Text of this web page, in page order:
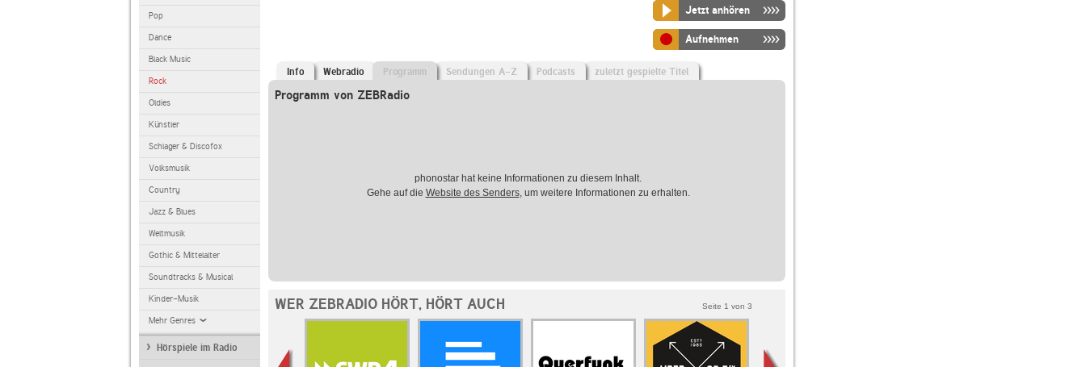
Pop
Dance
Black Music
Rock
Oldies
Künstler
Schlager & Discofox
Volksmusik
Country
Jazz & Blues
Weltmusik
Gothic & Mittelalter
Soundtracks & Musical
Kinder-Musik
Mehr Genres
Hörspiele im Radio
Jetzt anhören
Aufnehmen
Info Webradio Programm Sendungen A-Z Podcasts zuletzt gespielte Titel
Programm von ZEBRadio
phonostar hat keine Informationen zu diesem Inhalt.
Gehe auf die Website des Senders, um weitere Informationen zu erhalten.
WER ZEBRADIO HÖRT, HÖRT AUCH Seite 1 von 3